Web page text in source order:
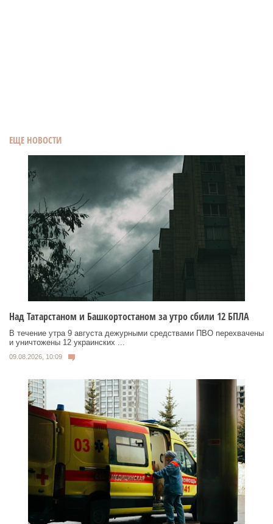
ЕЩЕ НОВОСТИ
Над Татарстаном и Башкортостаном за утро сбили 12 БПЛА
В течение утра 9 августа дежурными средствами ПВО перехвачены
и уничтожены 12 украинских ...
09.08.2026, 10:09